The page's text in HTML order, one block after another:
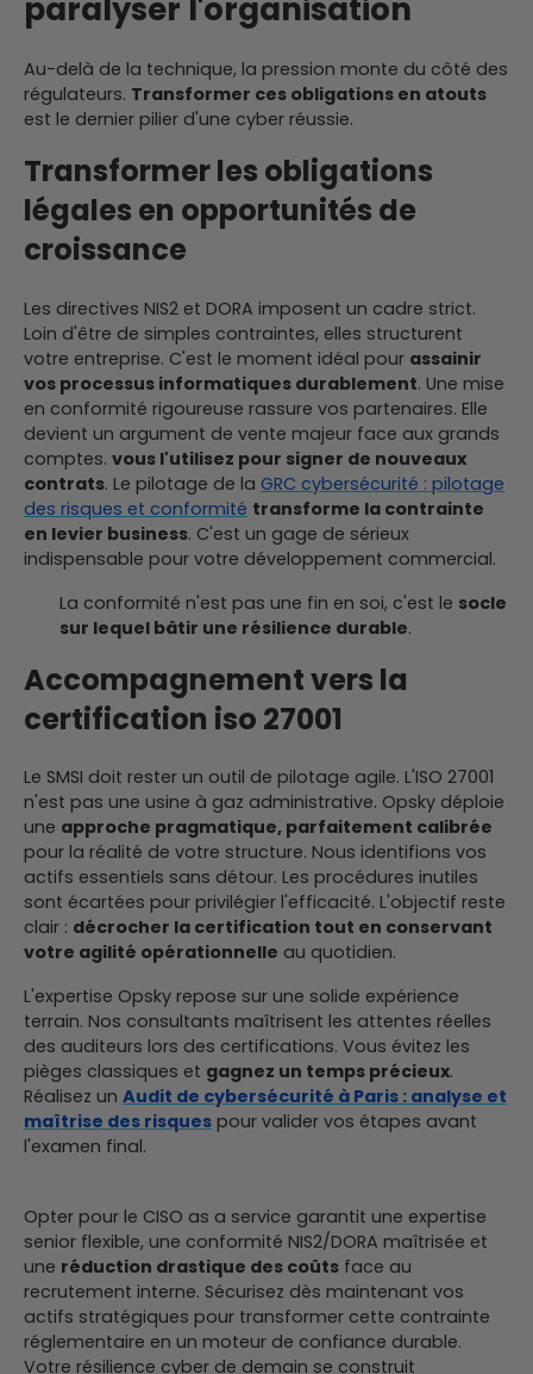
paralyser l'organisation
Au-delà de la technique, la pression monte du côté des
régulateurs. Transformer ces obligations en atouts
est le dernier pilier d'une cyber réussie.
Transformer les obligations
légales en opportunités de
croissance
Les directives NIS2 et DORA imposent un cadre strict.
Loin d'être de simples contraintes, elles structurent
votre entreprise. C'est le moment idéal pour assainir
vos processus informatiques durablement. Une mise
en conformité rigoureuse rassure vos partenaires. Elle
devient un argument de vente majeur face aux grands
comptes. vous l'utilisez pour signer de nouveaux
contrats. Le pilotage de la GRC cybersécurité : pilotage
des risques et conformité transforme la contrainte
en levier business. C'est un gage de sérieux
indispensable pour votre développement commercial.
La conformité n'est pas une fin en soi, c'est le socle
sur lequel bâtir une résilience durable.
Accompagnement vers la
certification iso 27001
Le SMSI doit rester un outil de pilotage agile. L'ISO 27001
n'est pas une usine à gaz administrative. Opsky déploie
une approche pragmatique, parfaitement calibrée
pour la réalité de votre structure. Nous identifions vos
actifs essentiels sans détour. Les procédures inutiles
sont écartées pour privilégier l'efficacité. L'objectif reste
clair : décrocher la certification tout en conservant
votre agilité opérationnelle au quotidien.
L'expertise Opsky repose sur une solide expérience
terrain. Nos consultants maîtrisent les attentes réelles
des auditeurs lors des certifications. Vous évitez les
pièges classiques et gagnez un temps précieux.
Réalisez un Audit de cybersécurité à Paris : analyse et
maîtrise des risques pour valider vos étapes avant
l'examen final.
Opter pour le CISO as a service garantit une expertise
senior flexible, une conformité NIS2/DORA maîtrisée et
une réduction drastique des coûts face au
recrutement interne. Sécurisez dès maintenant vos
actifs stratégiques pour transformer cette contrainte
réglementaire en un moteur de confiance durable.
Votre résilience cyber de demain se construit